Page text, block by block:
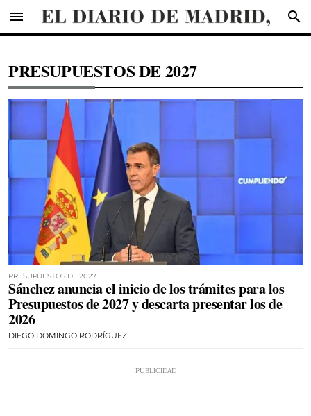
menu search
PRESUPUESTOS DE 2027
PRESUPUESTOS DE 2027
Sánchez anuncia el inicio de los trámites para los
Presupuestos de 2027 y descarta presentar los de
2026
DIEGO DOMINGO RODRÍGUEZ